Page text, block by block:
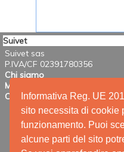
Informativa Reg. UE
sito necessita di cookie
funzionamento. Puoi
alcune parti del sito
Suivet
Suivet sas
P.IVA/CF 02391780356
Chi siamo
Mission
Contatti